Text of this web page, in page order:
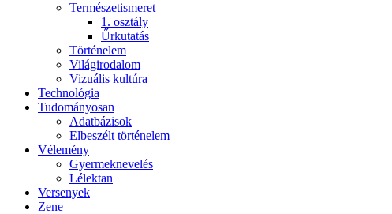
Természetismeret
1. osztály
Űrkutatás
Történelem
Világirodalom
Vizuális kultúra
Technológia
Tudományosan
Adatbázisok
Elbeszélt történelem
Vélemény
Gyermeknevelés
Lélektan
Versenyek
Zene